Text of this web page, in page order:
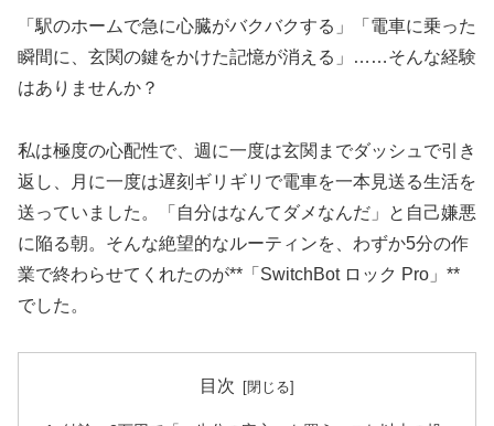
「駅のホームで急に心臓がバクバクする」「電車に乗った
瞬間に、玄関の鍵をかけた記憶が消える」……そんな経験
はありませんか？
私は極度の心配性で、週に一度は玄関までダッシュで引き
返し、月に一度は遅刻ギリギリで電車を一本見送る生活を
送っていました。「自分はなんてダメなんだ」と自己嫌悪
に陥る朝。そんな絶望的なルーティンを、わずか5分の作
業で終わらせてくれたのが**「SwitchBot ロック Pro」**
でした。
目次